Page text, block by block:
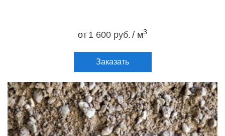
от 1 600 руб. / м3
Заказать